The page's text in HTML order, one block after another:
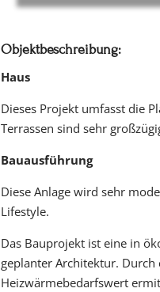
Objektbeschreibung:
Haus
Dieses Projekt umfasst die
Terrassen sind sehr
Bauausführung
Diese Anlage wird sehr
Lifestyle.
Das Bauprojekt ist eine in
geplanter Architektur.
Heizwärmebedarfswert